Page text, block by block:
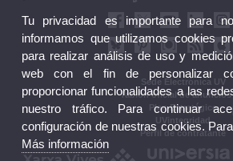
Sede Electrónica UV
Tablón oficial de anuncios
Plan Estratégico
UVintegridad
Perfil de contratante
Tu privacidad es importante para
informamos que utilizamos cookies
para realizar análisis de uso y
web con el fin de personalizar
proporcionar funcionalidades a las
nuestro tráfico. Para continuar
configuración de nuestras cookies.
Más información